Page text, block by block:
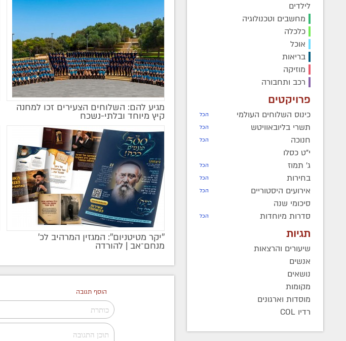
לילדים
מחשבים וטכנולוגיה
כלכלה
אוכל
בריאות
מוזיקה
רכב ותחבורה
פרויקטים
כינוס השלוחים העולמי הכל
תשרי בליובאוויטש הכל
חנוכה הכל
י"ט כסלו
ג' תמוז
הכל
בחירות הכל
אירועים היסטוריים הכל
סיכומי שנה
סדרות מיוחדות
הכל
תגיות
שיעורים והרצאות
אנשים
נושאים
מקומות
מוסדות וארגונים
רדיו COL
מגיע להם: השלוחים הצעירים זכו למחנה
קיץ מיוחד ובלתי-נשכח
מקודם
''יקר מטיטניום'': המגזין המרהיב לכ’
מנחם־אב | להורדה
הוסף תגובה